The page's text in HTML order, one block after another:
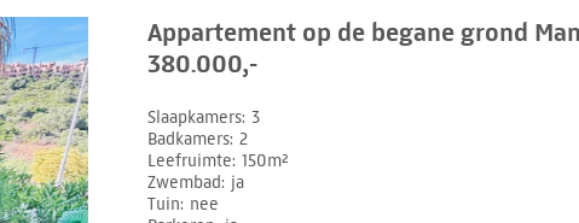
Appartement op de begane grond
380.000,-
Slaapkamers 3
Badkamers 2
Leefruimte 150m²
Zwembad
ja
Tuin nee